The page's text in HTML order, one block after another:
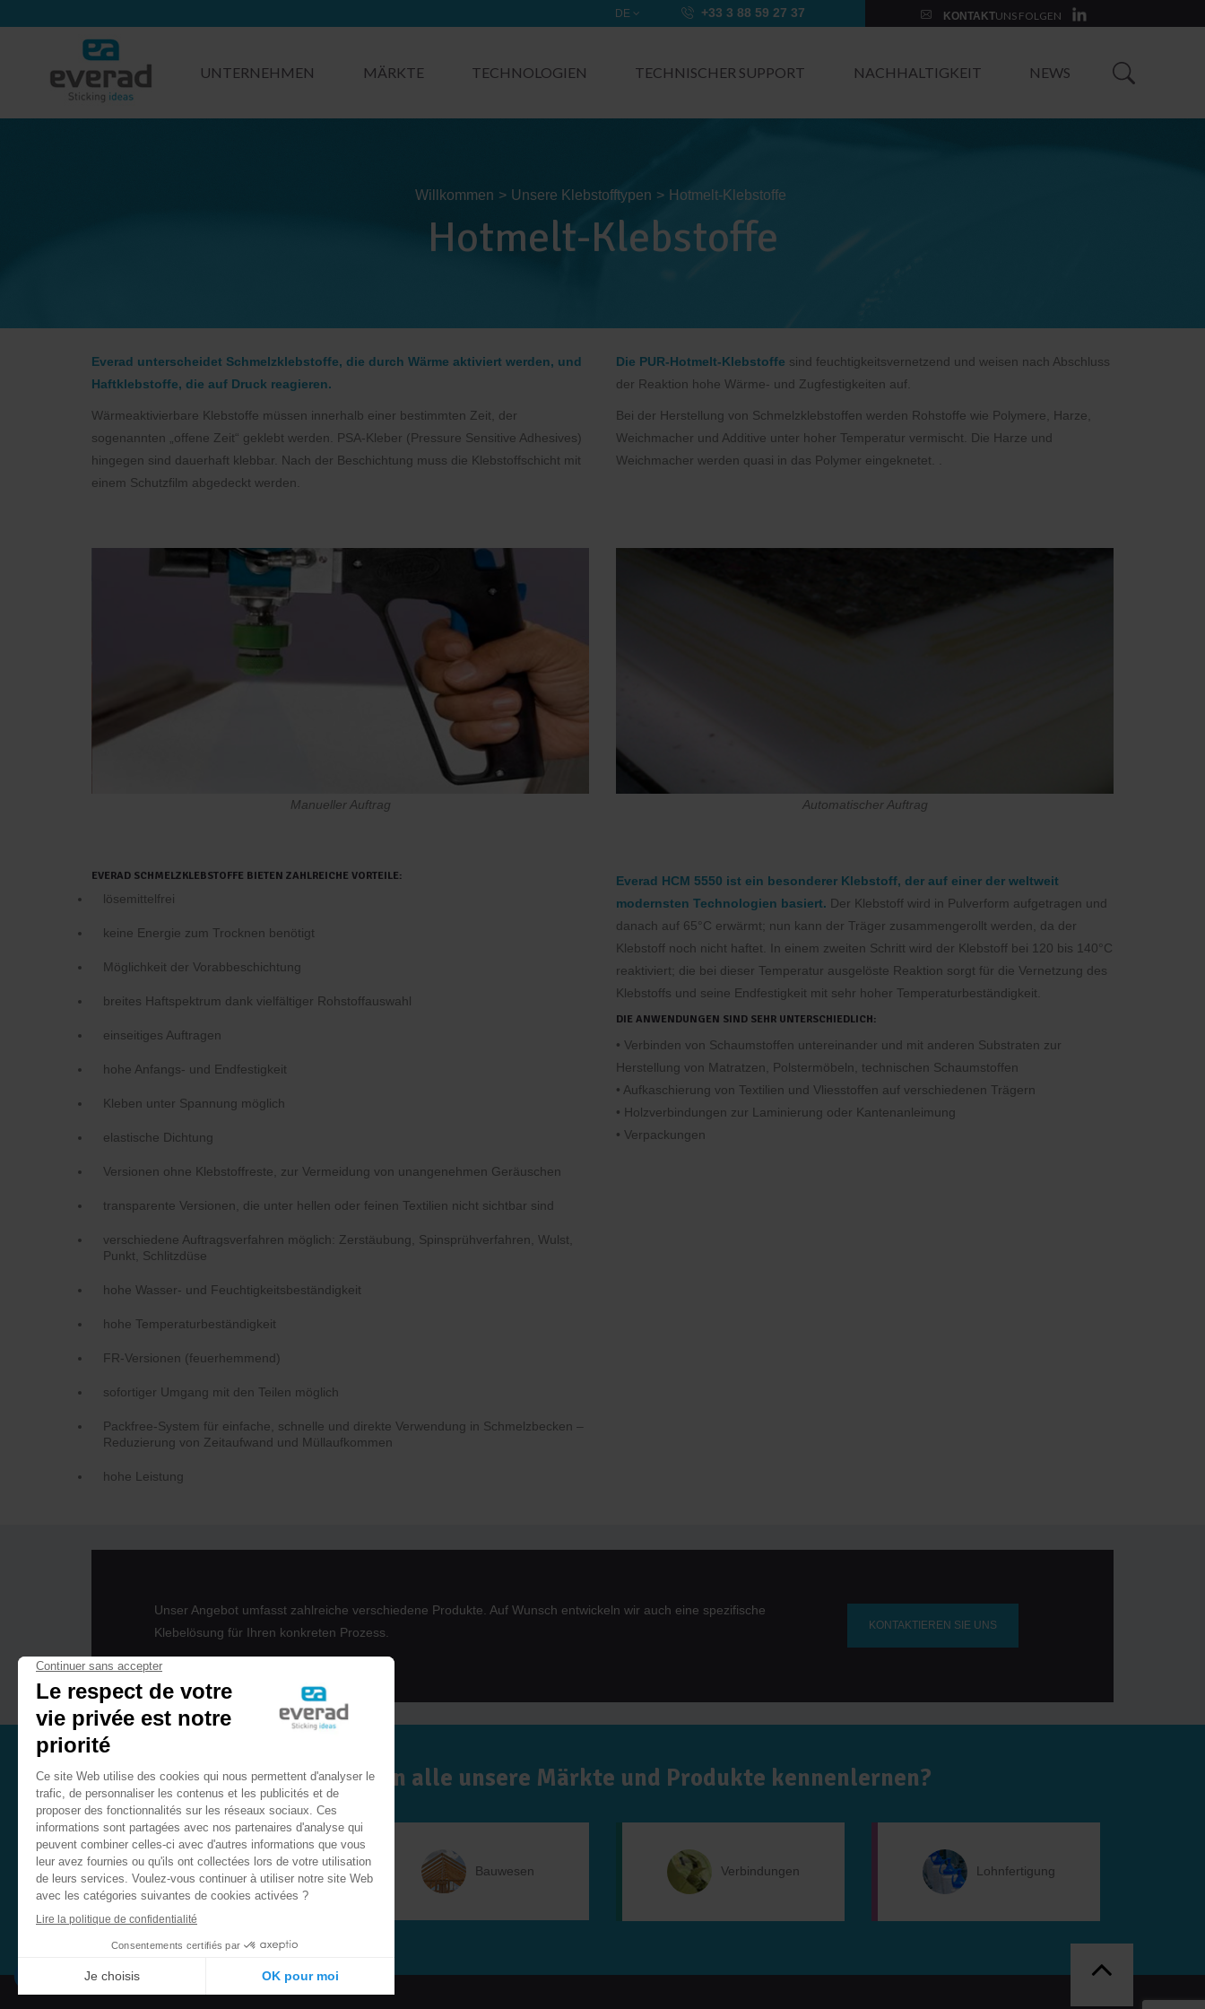
DE +33 3 88 59 27 37 KONTAKTUNS FOLGEN
UNTERNEHMEN MÄRKTE TECHNOLOGIEN TECHNISCHER SUPPORT NACHHALTIGKEIT NEWS
Willkommen > Unsere Klebstofftypen > Hotmelt-Klebstoffe
Hotmelt-Klebstoffe
Everad unterscheidet Schmelzklebstoffe, die durch Wärme aktiviert werden, und
Haftklebstoffe, die auf Druck reagieren.
Wärmeaktivierbare Klebstoffe müssen innerhalb einer bestimmten Zeit, der
sogenannten „offene Zeit“ geklebt werden. PSA-Kleber (Pressure Sensitive Adhesives)
hingegen sind dauerhaft klebbar. Nach der Beschichtung muss die Klebstoffschicht mit
einem Schutzfilm abgedeckt werden.
Die PUR-Hotmelt-Klebstoffe sind feuchtigkeitsvernetzend und weisen nach Abschluss
der Reaktion hohe Wärme- und Zugfestigkeiten auf.
Bei der Herstellung von Schmelzklebstoffen werden Rohstoffe wie Polymere, Harze,
Weichmacher und Additive unter hoher Temperatur vermischt. Die Harze und
Weichmacher werden quasi in das Polymer eingeknetet. .
Manueller Auftrag Automatischer Auftrag
EVERAD SCHMELZKLEBSTOFFE BIETEN ZAHLREICHE VORTEILE:
lösemittelfrei
keine Energie zum Trocknen benötigt
Möglichkeit der Vorabbeschichtung
breites Haftspektrum dank vielfältiger Rohstoffauswahl
einseitiges Auftragen
hohe Anfangs- und Endfestigkeit
Kleben unter Spannung möglich
elastische Dichtung
Versionen ohne Klebstoffreste, zur Vermeidung von unangenehmen Geräuschen
transparente Versionen, die unter hellen oder feinen Textilien nicht sichtbar sind
verschiedene Auftragsverfahren möglich: Zerstäubung, Spinsprühverfahren, Wulst,
Punkt, Schlitzdüse
hohe Wasser- und Feuchtigkeitsbeständigkeit
hohe Temperaturbeständigkeit
FR-Versionen (feuerhemmend)
sofortiger Umgang mit den Teilen möglich
Packfree-System für einfache, schnelle und direkte Verwendung in Schmelzbecken –
Reduzierung von Zeitaufwand und Müllaufkommen
hohe Leistung
Everad HCM 5550 ist ein besonderer Klebstoff, der auf einer der weltweit
modernsten Technologien basiert. Der Klebstoff wird in Pulverform aufgetragen und
danach auf 65°C erwärmt; nun kann der Träger zusammengerollt werden, da der
Klebstoff noch nicht haftet. In einem zweiten Schritt wird der Klebstoff bei 120 bis 140°C
reaktiviert; die bei dieser Temperatur ausgelöste Reaktion sorgt für die Vernetzung des
Klebstoffs und seine Endfestigkeit mit sehr hoher Temperaturbeständigkeit.
DIE ANWENDUNGEN SIND SEHR UNTERSCHIEDLICH:
• Verbinden von Schaumstoffen untereinander und mit anderen Substraten zur
Herstellung von Matratzen, Polstermöbeln, technischen Schaumstoffen
• Aufkaschierung von Textilien und Vliesstoffen auf verschiedenen Trägern
• Holzverbindungen zur Laminierung oder Kantenanleimung
• Verpackungen
Unser Angebot umfasst zahlreiche verschiedene Produkte. Auf Wunsch entwickeln wir auch eine spezifische
Klebelösung für Ihren konkreten Prozess.
KONTAKTIEREN SIE UNS
Sie möchten alle unsere Märkte und Produkte kennenlernen?
Schaumstoffe Bauwesen Verbindungen Lohnfertigung